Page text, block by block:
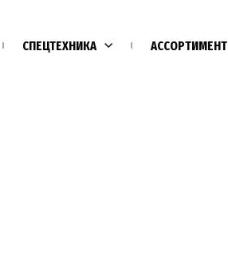
СПЕЦТЕХНИКА АССОРТИМЕНТ